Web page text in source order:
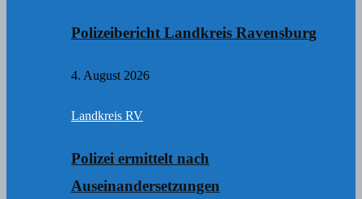
Polizeibericht Landkreis Ravensburg
4. August 2026
Landkreis RV
Polizei ermittelt nach
Auseinandersetzungen